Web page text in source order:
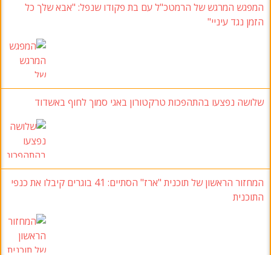
המפגש המרגש של הרמטכ"ל עם בת פקודו שנפל: "אבא שלך כל
הזמן נגד עיניי"
שלושה נפצעו בהתהפכות טרקטורון באגי סמוך לחוף באשדוד
המחזור הראשון של תוכנית "ארז" הסתיים: 41
בוגרים קיבלו את כנפי
התוכנית